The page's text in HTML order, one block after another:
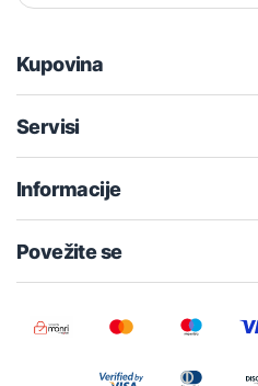
Kupovina
Servisi
Informacije
Povežite se